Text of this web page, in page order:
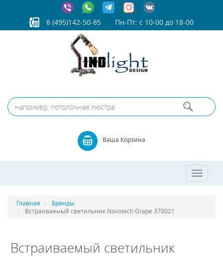
8 (495)142-50-85 Пн-Пт: с 10-00 до 18-00
Ваша Корзина
Toggle
Главная
Бренды
Встраиваемый светильник Novotech Grape 370021
Встраиваемый светильник